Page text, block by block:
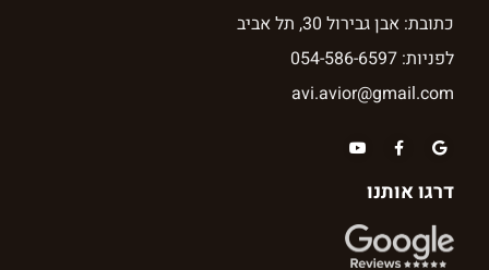
כתובת: אבן גבירול 30, תל אביב
לפניות: 054-586-6597
avi.avior@gmail.com
דרגו אותנו